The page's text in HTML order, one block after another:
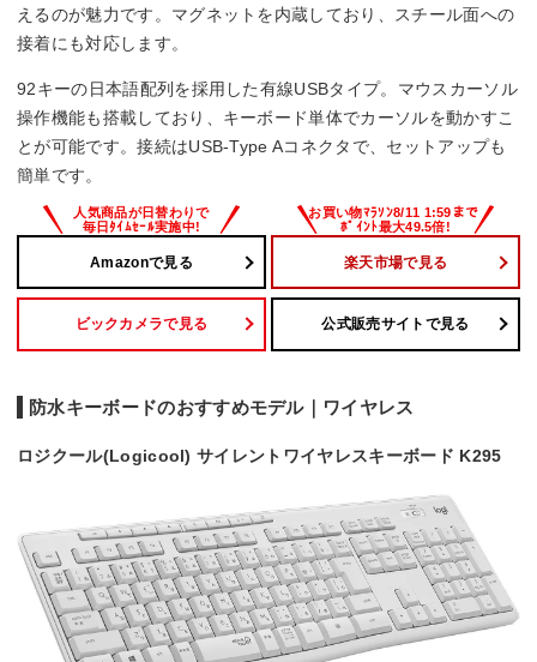
防水
〇
サイズ
286×12.4×148 mm
えるのが魅力です。マグネットを内蔵しており、スチール面への
接着にも対応します。
92キーの日本語配列を採用した有線USBタイプ。マウスカーソル
操作機能も搭載しており、キーボード単体でカーソルを動かすこ
とが可能です。接続はUSB-Type Aコネクタで、セットアップも
簡単です。
Amazonで見る 楽天市場で見る
ビックカメラで見る 公式販売サイトで見る
防水キーボードのおすすめモデル｜ワイヤレス
ロジクール(Logicool) サイレントワイヤレスキーボード K295